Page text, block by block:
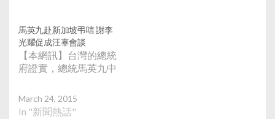
馬英九赴新加坡弔唁 謝李
光耀促成汪辜會談
【本網訊】台灣的總統
府證實，總統馬英九中
March 24, 2015
In "新聞熱話"